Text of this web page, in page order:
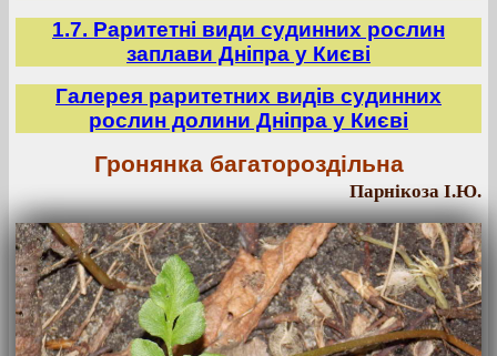
1.7. Раритетні види судинних рослин
заплави Дніпра у Києві
Галерея раритетних видів судинних
рослин долини Дніпра у Києві
Гронянка багатороздільна
Парнікоза І.Ю.